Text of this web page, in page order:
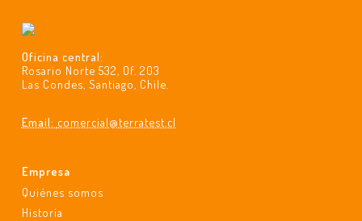
Oficina central:
Rosario Norte 532, Of. 203
Las Condes, Santiago, Chile.
Email: comercial@terratest.cl
Empresa
Quiénes somos
Historia